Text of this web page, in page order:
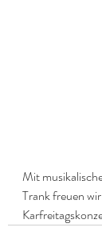
Mit
Trank freuen